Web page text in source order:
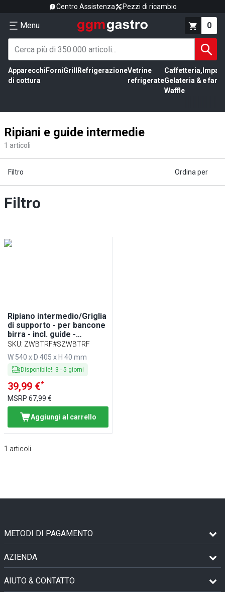
Centro Assistenza Pezzi di ricambio
Menu 0
Apparecchi
di cottura
ForniGrill RefrigerazioneVetrine
refrigerate
Caffetteria,
Gelateria &
Waffle
e
Ripiani e guide intermedie
1 articoli
Filtro Ordina per
Filtro
Ripiano intermedio/Griglia
di supporto - per bancone
birra - incl. guide -
compatibile con BRF - BLF
SKU: ZWBTRF#SZWBTRF
W 540 x D 405 x H 40 mm
Disponibile!: 3 - 5 giorni
39,99 €*
MSRP 67,99 €
Aggiungi al carrello
1 articoli
METODI DI PAGAMENTO
AZIENDA
AIUTO & CONTATTO